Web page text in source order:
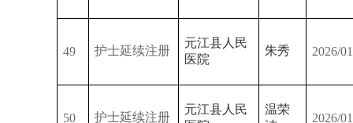
49 护士延续注册
元江县人民
医院
朱秀 2026/
50 护士延续注册
元江县人民
温荣
2026/